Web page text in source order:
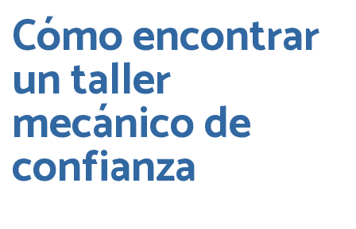
Cómo encontrar
un taller
mecánico de
confianza